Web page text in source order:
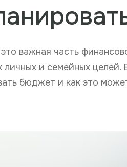
важная часть
и семейных целей.
бюджет и как это